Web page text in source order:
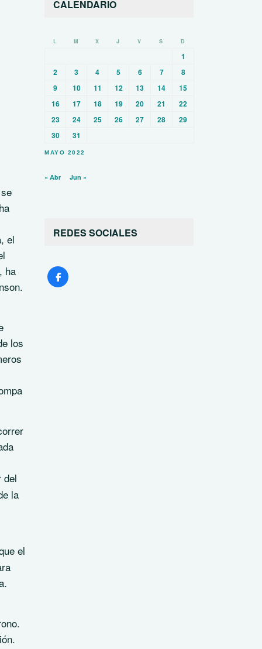
el
ha
los
del
la
el
CALENDARIO
MAYO 2022
L M X J V S D
1
2
3 4 5 6 7
8
9
10 11 12 13 14
15
16
17 18 19 20 21
22
23
24 25 26 27 28
29
30
31
« Abr Jun »
REDES SOCIALES